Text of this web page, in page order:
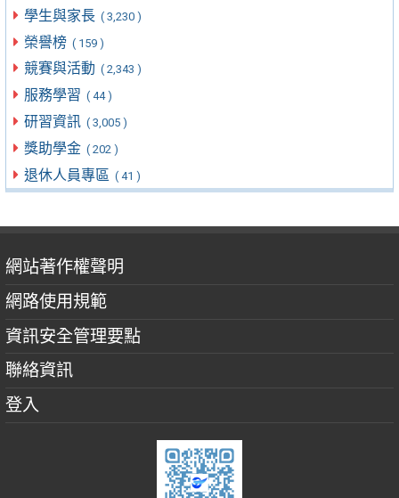
學生與家長 ( 3,230 )
榮譽榜 ( 159 )
競賽與活動 ( 2,343 )
服務學習 ( 44 )
研習資訊 ( 3,005 )
獎助學金 ( 202 )
退休人員專區 ( 41 )
網站著作權聲明
網路使用規範
資訊安全管理要點
聯絡資訊
登入